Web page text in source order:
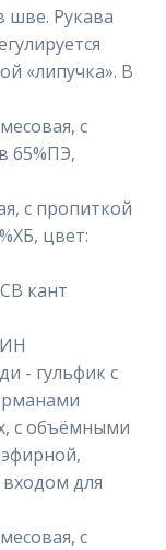
шве. Рукава
«липучка». В
с
65%ПЭ,
с пропиткой
цвет:
кант
- гульфик с
с объёмными
для
с